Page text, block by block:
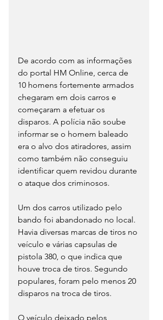
De acordo com as informações
do portal HM Online, cerca de
10 homens fortemente armados
chegaram em dois carros e
começaram a efetuar os
disparos. A polícia não soube
informar se o homem baleado
era o alvo dos atiradores, assim
como também não conseguiu
identificar quem revidou durante
o ataque dos criminosos.
Um dos carros utilizado pelo
bando foi abandonado no local.
Havia diversas marcas de tiros no
veículo e várias capsulas de
pistola 380, o que indica que
houve troca de tiros. Segundo
populares, foram pelo menos 20
disparos na troca de tiros.
O veículo deixado pelos